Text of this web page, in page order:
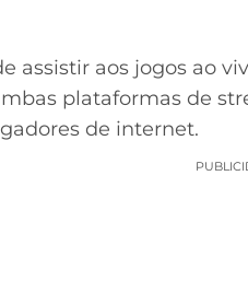
assistir aos jogos ao
plataformas de
de internet.